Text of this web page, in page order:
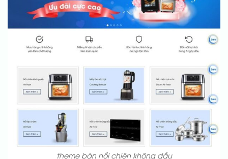
theme bán nồi chiên không dầu